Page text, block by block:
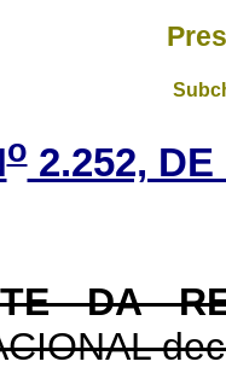
o2.252, DE
DA